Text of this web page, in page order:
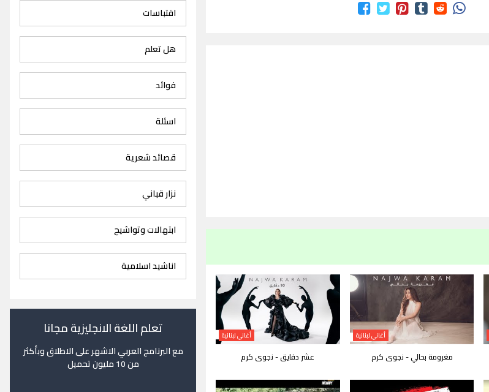
أغاني لبنانية
مغرومة بحالي - نجوى كرم
أغاني لبنانية
عشر دقايق - نجوى كرم
اقتباسات
هل تعلم
فوائد
اسئلة
قصائد شعرية
نزار قباني
ابتهالات وتواشيح
اناشيد اسلامية
تعلم اللغة الانجليزية مجانا
مع البرنامج العربي الاشهر على الاطلاق وبأكثر
من 10 مليون تحميل